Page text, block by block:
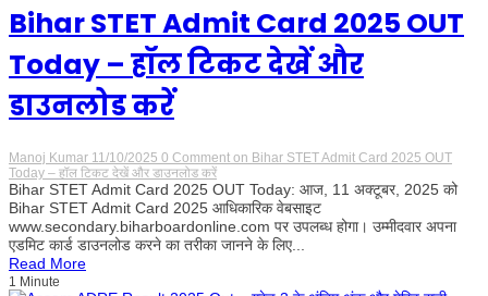
Bihar STET Admit Card 2025 OUT
Today – हॉल टिकट देखें और
डाउनलोड करें
Manoj Kumar 11/10/2025 0 Comment on Bihar STET Admit Card 2025 OUT
Today – हॉल टिकट देखें और डाउनलोड करें
Bihar STET Admit Card 2025 OUT Today: आज, 11 अक्टूबर, 2025 को
Bihar STET Admit Card 2025 आधिकारिक वेबसाइट
www.secondary.biharboardonline.com पर उपलब्ध होगा। उम्मीदवार अपना
एडमिट कार्ड डाउनलोड करने का तरीका जानने के लिए...
Read More
1 Minute